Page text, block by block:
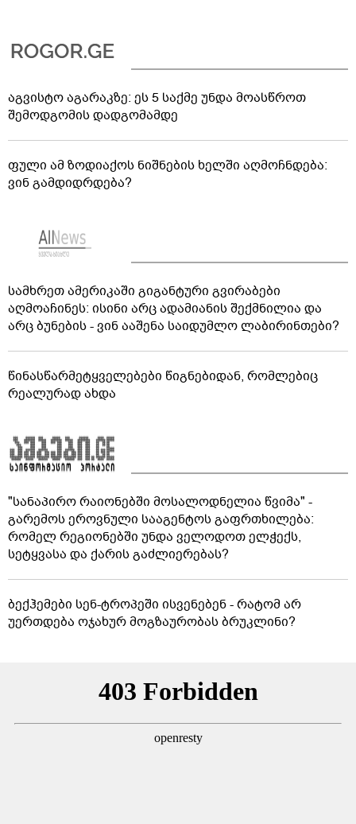
აგვისტო აგარაკზე: ეს 5 საქმე უნდა მოასწროთ
შემოდგომის დადგომამდე
ფული ამ ზოდიაქოს ნიშნების ხელში აღმოჩნდება:
ვინ გამდიდრდება?
სამხრეთ ამერიკაში გიგანტური გვირაბები
აღმოაჩინეს: ისინი არც ადამიანის შექმნილია და
არც ბუნების - ვინ ააშენა საიდუმლო ლაბირინთები?
წინასწარმეტყველებები წიგნებიდან, რომლებიც
რეალურად ახდა
"სანაპირო რაიონებში მოსალოდნელია წვიმა" -
გარემოს ეროვნული სააგენტოს გაფრთხილება:
რომელ რეგიონებში უნდა ველოდოთ ელჭექს,
სეტყვასა და ქარის გაძლიერებას?
ბექჰემები სენ-ტროპეში ისვენებენ - რატომ არ
უერთდება ოჯახურ მოგზაურობას ბრუკლინი?